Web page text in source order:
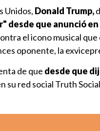
Unidos, Donald Trump,
desde que anunció
el icono musical
oponente, la
de que desde que
su red social Truth